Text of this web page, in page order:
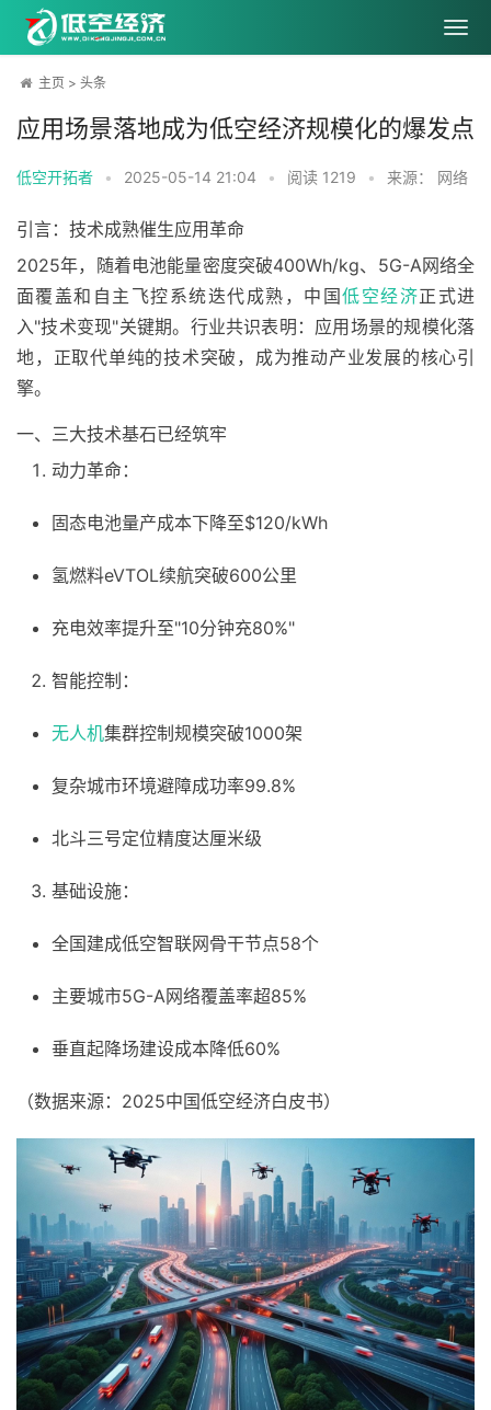
主页 > 头条
应用场景落地成为低空经济规模化的爆发点
低空开拓者 • 2025-05-14 21:04 • 阅读 1219 • 来源： 网络
引言：技术成熟催生应用革命
2025年，随着电池能量密度突破400Wh/kg、5G-A网络全
面覆盖和自主飞控系统迭代成熟，中国低空经济正式进
入"技术变现"关键期。行业共识表明：应用场景的规模化落
地，正取代单纯的技术突破，成为推动产业发展的核心引
擎。
一、三大技术基石已经筑牢
动力革命：
固态电池量产成本下降至$120/kWh
氢燃料eVTOL续航突破600公里
充电效率提升至"10分钟充80%"
智能控制：
无人机集群控制规模突破1000架
复杂城市环境避障成功率99.8%
北斗三号定位精度达厘米级
基础设施：
全国建成低空智联网骨干节点58个
主要城市5G-A网络覆盖率超85%
垂直起降场建设成本降低60%
（数据来源：2025中国低空经济白皮书）